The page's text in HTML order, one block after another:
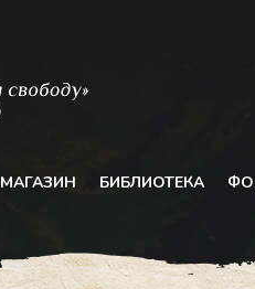
МАГАЗИН БИБЛИОТЕКА